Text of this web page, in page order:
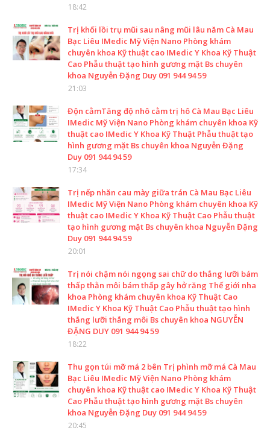
18:42
Trị khối lồi trụ mũi sau nâng mũi lâu năm Cà Mau
Bạc Liêu IMedic Mỹ Viện Nano Phòng khám
chuyên khoa Kỹ thuật cao IMedic Y Khoa Kỹ Thuật
Cao Phẫu thuật tạo hình gương mặt Bs chuyên
khoa Nguyễn Đặng Duy 091 944 94 59
21:03
Độn cằmTăng độ nhô cằm trị hô Cà Mau Bạc Liêu
IMedic Mỹ Viện Nano Phòng khám chuyên khoa Kỹ
thuật cao IMedic Y Khoa Kỹ Thuật Phẫu thuật tạo
hình gương mặt Bs chuyên khoa Nguyễn Đặng
Duy 091 944 94 59
17:34
Trị nếp nhăn cau mày giữa trán Cà Mau Bạc Liêu
IMedic Mỹ Viện Nano Phòng khám chuyên khoa Kỹ
thuật cao IMedic Y Khoa Kỹ Thuật Cao Phẫu thuật
tạo hình gương mặt Bs chuyên khoa Nguyễn Đặng
Duy 091 944 94 59
20:01
Trị nói chậm nói ngọng sai chữ do thắng lưỡi bám
thấp thằn môi bám thấp gây hở răng Thế giới nha
khoa Phòng khám chuyên khoa Kỹ Thuật Cao
IMedic Y Khoa Kỹ Thuật Cao Phẫu thuật tạo hình
thắng lưỡi thắng môi Bs chuyên khoa NGUYỄN
ĐẶNG DUY 091 944 94 59
18:22
Thu gọn túi mỡ má 2 bên Trị phình mỡ má Cà Mau
Bạc Liêu IMedic Mỹ Viện Nano Phòng khám
chuyên khoa Kỹ thuật cao IMedic Y Khoa Kỹ Thuật
Cao Phẫu thuật tạo hình gương mặt Bs chuyên
khoa Nguyễn Đặng Duy 091 944 94 59
20:45